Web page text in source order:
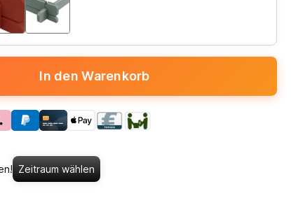
In den Warenkorb
Zeitraum wählen